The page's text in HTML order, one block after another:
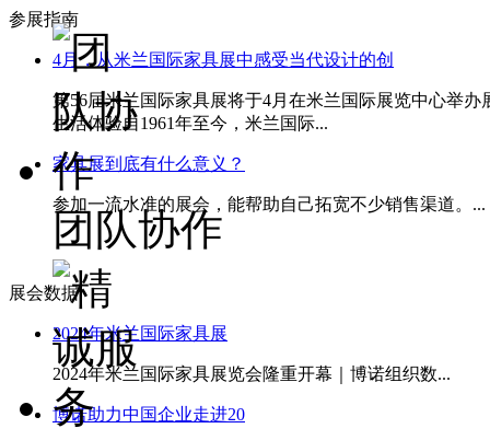
参展指南
4月，从米兰国际家具展中感受当代设计的创
第56届米兰国际家具展将于4月在米兰国际展览中心举
生活体验自1961年至今，米兰国际...
家具展到底有什么意义？
参加一流水准的展会，能帮助自己拓宽不少销售渠道。...
展会数据
2024年米兰国际家具展
2024年米兰国际家具展览会隆重开幕｜博诺组织数...
博诺助力中国企业走进20
团队协作